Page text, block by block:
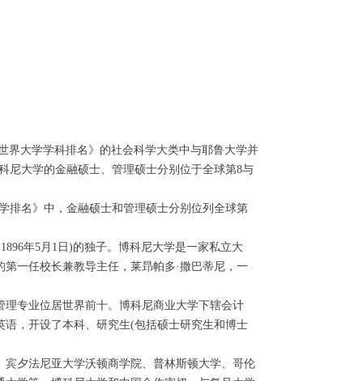
界大学学科排名》的社会科学大类中与耶鲁大学并
尼大学的金融硕士、管理硕士分别位于全球第8与
排名》中，金融硕士和管理硕士分别位列全球第
年5月1日)的独子。博科尼大学是一家私立大
一任校长兼教导主任，莱昻帕多·撒巴蒂尼，一
专业位居世界前十。博科尼商业大学下辖会计
，开设了本科、研究生(包括硕士研究生和博士
夕法尼亚大学沃顿商学院、普林斯顿大学、哥伦